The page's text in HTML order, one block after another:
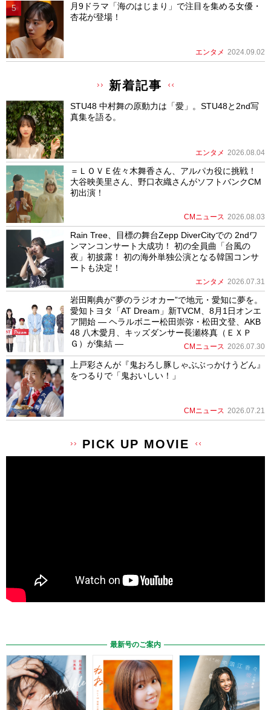
月9ドラマ「海のはじまり」で注目を集める女優・
杏花が登場！
エンタメ 2024.09.02
新着記事
STU48 中村舞の原動力は「愛」。STU48と2nd写
真集を語る。
エンタメ 2026.08.04
＝ＬＯＶＥ佐々木舞香さん、アルパカ役に挑戦！
大谷映美里さん、野口衣織さんがソフトバンクCM
初出演！
CMニュース 2026.08.03
Rain Tree、目標の舞台Zepp DiverCityでの 2ndワ
ンマンコンサート大成功！ 初の全員曲「台風の
夜」初披露！ 初の海外単独公演となる韓国コンサ
ートも決定！
エンタメ 2026.07.31
岩田剛典が”夢のラジオカー”で地元・愛知に夢を。
愛知トヨタ「AT Dream」新TVCM、8月1日オンエ
ア開始 ― ヘラルボニー松田崇弥・松田文登、AKB
48 八木愛月、キッズダンサー長瀬柊真（ＥＸＰ
Ｇ）が集結 ―
CMニュース 2026.07.30
上戸彩さんが『鬼おろし豚しゃぶぶっかけうどん』
をつるりで「鬼おいしい！」
CMニュース 2026.07.21
PICK UP MOVIE
最新号のご案内